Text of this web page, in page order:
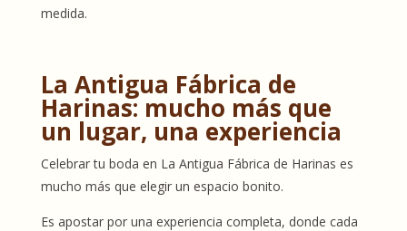
medida.
La Antigua Fábrica de
Harinas: mucho más que
un lugar, una experiencia
Celebrar tu boda en La Antigua Fábrica de Harinas es
mucho más que elegir un espacio bonito.
Es apostar por una experiencia completa, donde cada